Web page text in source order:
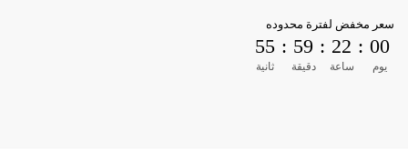
سعر مخفض لفترة محدوده
00
يوم
:
22
ساعة
:
59
دقيقة
:
55
ثانية